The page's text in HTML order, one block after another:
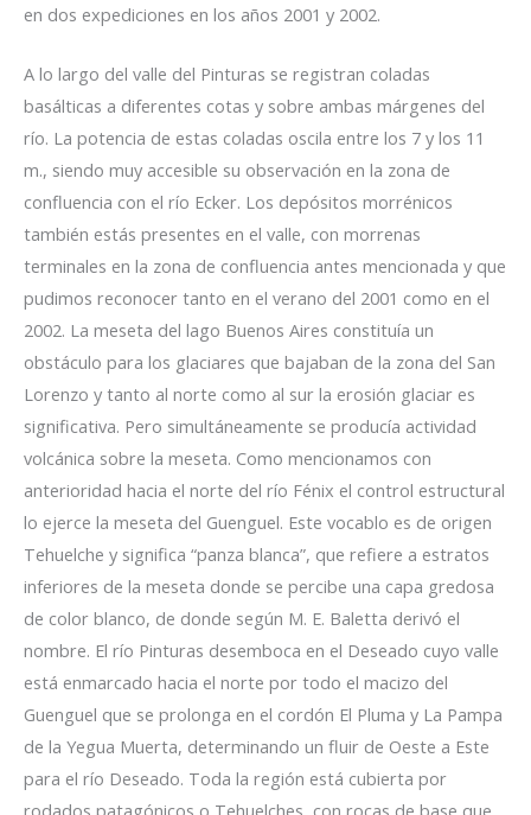
en dos expediciones en los años 2001 y 2002.
A lo largo del valle del Pinturas se registran coladas
basálticas a diferentes cotas y sobre ambas márgenes del
río. La potencia de estas coladas oscila entre los 7 y los 11
m., siendo muy accesible su observación en la zona de
confluencia con el río Ecker. Los depósitos morrénicos
también estás presentes en el valle, con morrenas
terminales en la zona de confluencia antes mencionada y que
pudimos reconocer tanto en el verano del 2001 como en el
2002. La meseta del lago Buenos Aires constituía un
obstáculo para los glaciares que bajaban de la zona del San
Lorenzo y tanto al norte como al sur la erosión glaciar es
significativa. Pero simultáneamente se producía actividad
volcánica sobre la meseta. Como mencionamos con
anterioridad hacia el norte del río Fénix el control estructural
lo ejerce la meseta del Guenguel. Este vocablo es de origen
Tehuelche y significa “panza blanca”, que refiere a estratos
inferiores de la meseta donde se percibe una capa gredosa
de color blanco, de donde según M. E. Baletta derivó el
nombre. El río Pinturas desemboca en el Deseado cuyo valle
está enmarcado hacia el norte por todo el macizo del
Guenguel que se prolonga en el cordón El Pluma y La Pampa
de la Yegua Muerta, determinando un fluir de Oeste a Este
para el río Deseado. Toda la región está cubierta por